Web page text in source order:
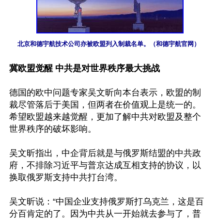
北京和德宇航技术公司亦被欧盟列入制裁名单。（和德宇航官网）
冀欧盟觉醒 中共是对世界秩序最大挑战
德国的欧中问题专家吴文昕向本台表示，欧盟的制
裁尽管落后于美国，但两者在价值观上是统一的。
希望欧盟越来越觉醒，更加了解中共对欧盟及整个
世界秩序的破坏影响。
吴文昕指出，中企背后就是与俄罗斯结盟的中共政
府，不排除习近平与普京达成互相支持的协议，以
换取俄罗斯支持中共打台湾。
吴文昕说：“中国企业支持俄罗斯打乌克兰，这是百
分百肯定的了。因为中共从一开始就去参与了，普